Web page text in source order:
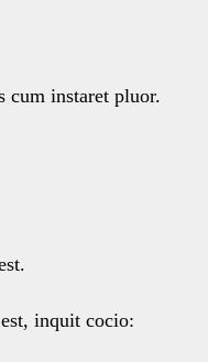
cum instaret pluor.
inquit cocio: